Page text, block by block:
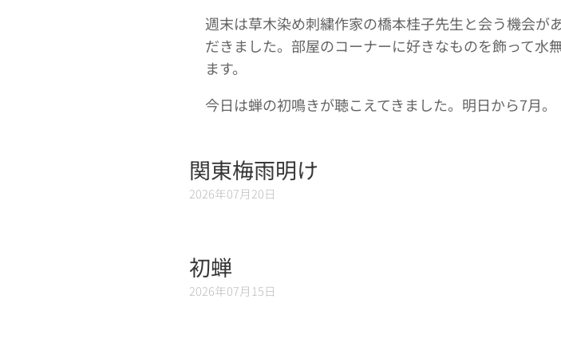
週末は草木染め刺繍作家の橋本桂子先生と会う機会が
だきました。部屋のコーナーに好きなものを飾って水
ます。
今日は蝉の初鳴きが聴こえてきました。明日から7月。
関東梅雨明け
2026年07月20日
初蝉
2026年07月15日